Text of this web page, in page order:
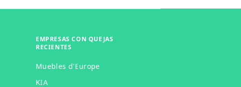
EMPRESAS CON QUEJAS
RECIENTES
Muebles d'Europe
KIA